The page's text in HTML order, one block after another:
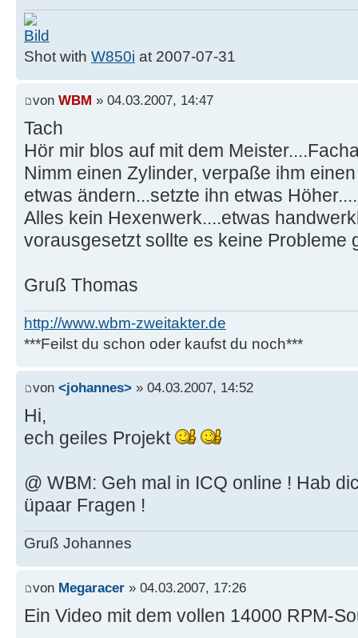
Shot with W850i at 2007-07-31
von WBM » 04.03.2007, 14:47
Tach
Hör mir blos auf mit dem
Nimm einen Zylinder, verpaße ihm
etwas ändern...setzte ihn etwas
Alles kein Hexenwerk....etwas
vorausgesetzt sollte es keine Probleme
Gruß Thomas
http://www.wbm-zweitakter.de
***Feilst du schon oder kaufst du noch***
von <johannes> » 04.03.2007, 14:52
Hi,
ech geiles Projekt
@ WBM: Geh mal in ICQ online ! Hab
üpaar Fragen !
Gruß Johannes
von Megaracer » 04.03.2007, 17:26
Ein Video mit dem vollen 14000 RPM-